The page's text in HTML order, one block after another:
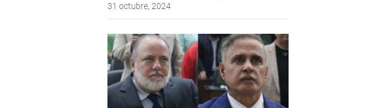
31 octubre, 2024